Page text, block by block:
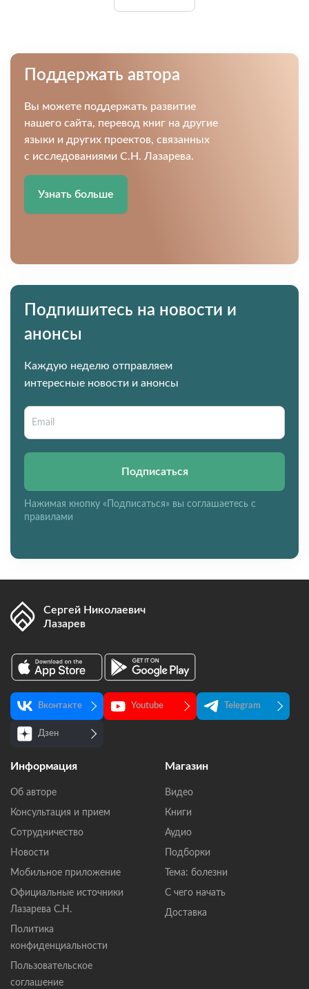
Поддержать автора
Вы можете поддержать развитие
нашего сайта, перевод книг на другие
языки и других проектов, связанных
с исследованиями С.Н. Лазарева.
Узнать больше
Подпишитесь на новости и
анонсы
Каждую неделю отправляем
интересные новости и анонсы
Подписаться
Нажимая кнопку «Подписаться» вы соглашаетесь с
правилами
Сергей Николаевич
Лазарев
Вконтакте Youtube Telegram
Дзен
Информация
Об авторе
Консультация и прием
Сотрудничество
Новости
Мобильное приложение
Официальные источники
Лазарева С.Н.
Политика
конфиденциальности
Пользовательское
соглашение
Магазин
Видео
Книги
Аудио
Подборки
Тема: болезни
С чего начать
Доставка